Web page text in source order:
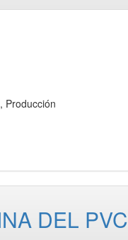
Producción
DEL PVC